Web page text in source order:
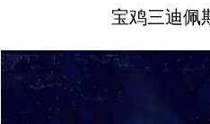
宝鸡三迪佩